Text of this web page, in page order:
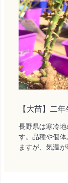
【大苗】二
長野県は寒冷
す。品種や個
ますが、気温